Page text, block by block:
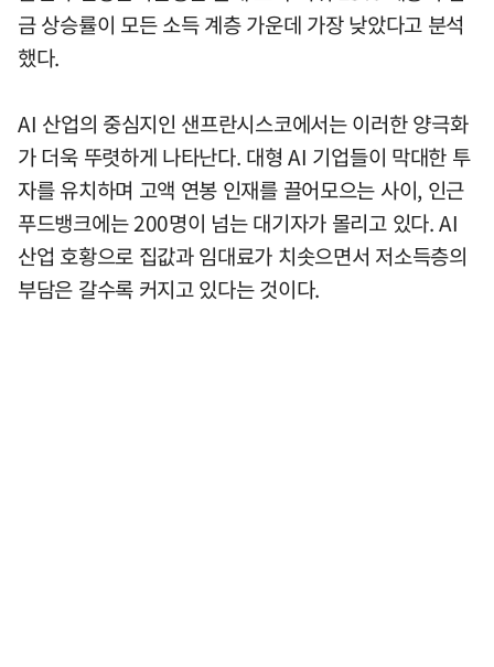
금 상승률이 모든 소득 계층 가운데 가장 낮았다고 분석
했다.
AI 산업의 중심지인 샌프란시스코에서는 이러한 양극화
가 더욱 뚜렷하게 나타난다. 대형 AI 기업들이 막대한 투
자를 유치하며 고액 연봉 인재를 끌어모으는 사이, 인근
푸드뱅크에는 200명이 넘는 대기자가 몰리고 있다. AI
산업 호황으로 집값과 임대료가 치솟으면서 저소득층의
부담은 갈수록 커지고 있다는 것이다.